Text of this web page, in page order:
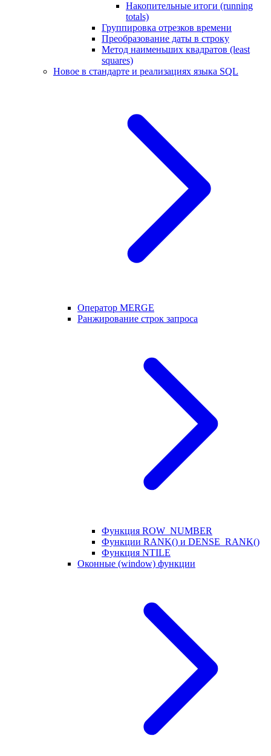
Накопительные итоги (running
totals)
Группировка отрезков времени
Преобразование даты в строку
Метод наименьших квадратов (least
squares)
Новое в стандарте и реализациях языка SQL
Оператор MERGE
Ранжирование строк запроса
Функция ROW_NUMBER
Функции RANK() и DENSE_RANK()
Функция NTILE
Оконные (window) функции